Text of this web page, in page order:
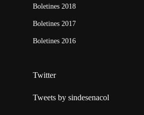
Boletines 2018
Boletines 2017
Boletines 2016
Twitter
Tweets by sindesenacol